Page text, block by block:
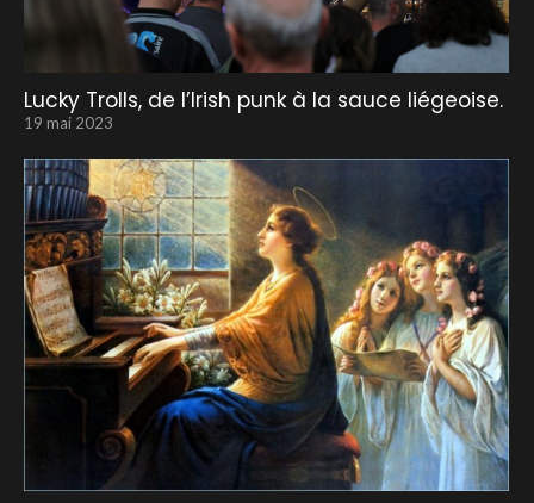
Lucky Trolls, de l’Irish punk à la sauce liégeoise.
19 mai 2023